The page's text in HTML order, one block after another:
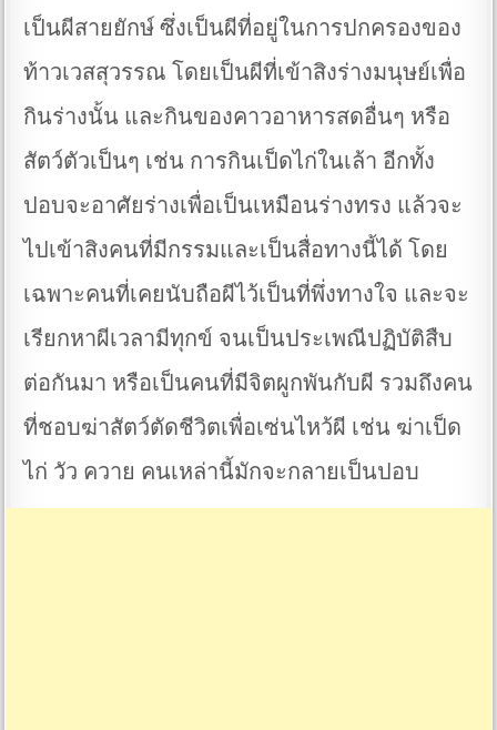
เป็นผีสายยักษ์ ซึ่งเป็นผีที่อยู่ในการปกครองของ
ท้าวเวสสุวรรณ โดยเป็นผีที่เข้าสิงร่างมนุษย์เพื่อ
กินร่างนั้น และกินของคาวอาหารสดอื่นๆ หรือ
สัตว์ตัวเป็นๆ เช่น การกินเป็ดไก่ในเล้า อีกทั้ง
ปอบจะอาศัยร่างเพื่อเป็นเหมือนร่างทรง แล้วจะ
ไปเข้าสิงคนที่มีกรรมและเป็นสื่อทางนี้ได้ โดย
เฉพาะคนที่เคยนับถือผีไว้เป็นที่พึ่งทางใจ และจะ
เรียกหาผีเวลามีทุกข์ จนเป็นประเพณีปฏิบัติสืบ
ต่อกันมา หรือเป็นคนที่มีจิตผูกพันกับผี รวมถึงคน
ที่ชอบฆ่าสัตว์ตัดชีวิตเพื่อเซ่นไหว้ผี เช่น ฆ่าเป็ด
ไก่ วัว ควาย คนเหล่านี้มักจะกลายเป็นปอบ